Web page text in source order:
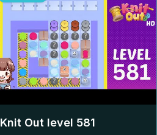
Knit Out level 581